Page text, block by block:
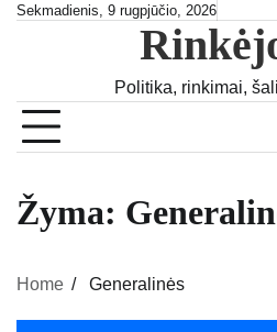
SkipSekmadienis, 9 rugpjūčio, 2026
Politika, rinkimai,
Žyma:
Home Generalinės